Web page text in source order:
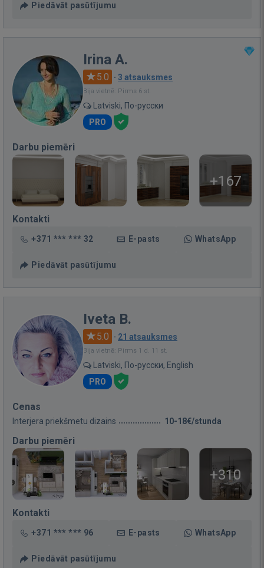
Piedāvāt pasūtījumu
Irina A.
5.0 · 3 atsauksmes
Bija vietnē: Pirms 6 st.
Latviski, По-русски
PRO
Darbu piemēri
+167
Kontakti
+371 *** *** 32 E-pasts WhatsApp
Piedāvāt pasūtījumu
Iveta B.
5.0 · 21 atsauksmes
Bija vietnē: Pirms 1 d. 11 st.
Latviski, По-русски, English
PRO
Cenas
Interjera priekšmetu dizains 10-18€/stunda
Darbu piemēri
+310
Kontakti
+371 *** *** 96 E-pasts WhatsApp
Piedāvāt pasūtījumu